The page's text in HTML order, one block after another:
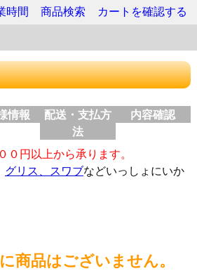
時間 商品検索 カートを確認する
情報
配送・支払方
法
内容確認
円以上から承ります。
グリス、スワブなどいっしょにいか
商品はございません。